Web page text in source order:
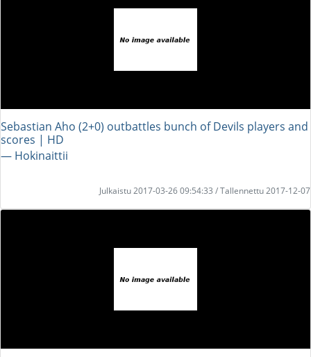
Sebastian Aho (2+0) outbattles bunch of Devils players and
scores | HD
― Hokinaittii
Julkaistu 2017-03-26 09:54:33 / Tallennettu 2017-12-07